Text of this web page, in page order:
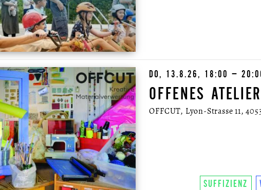
DO, 13.8.26, 18:00 –
OFFENES ATELIER
OFFCUT, Lyon-Strasse 11,
SUFFIZIENZ